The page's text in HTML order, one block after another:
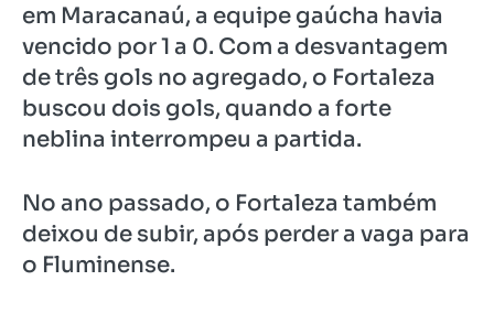
em Maracanaú, a equipe gaúcha havia
vencido por 1 a 0. Com a desvantagem
de três gols no agregado, o Fortaleza
buscou dois gols, quando a forte
neblina interrompeu a partida.
No ano passado, o Fortaleza também
deixou de subir, após perder a vaga para
o Fluminense.